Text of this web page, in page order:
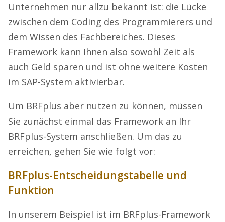
Unternehmen nur allzu bekannt ist: die Lücke
zwischen dem Coding des Programmierers und
dem Wissen des Fachbereiches. Dieses
Framework kann Ihnen also sowohl Zeit als
auch Geld sparen und ist ohne weitere Kosten
im SAP-System aktivierbar.
Um BRFplus aber nutzen zu können, müssen
Sie zunächst einmal das Framework an Ihr
BRFplus-System anschließen. Um das zu
erreichen, gehen Sie wie folgt vor:
BRFplus-Entscheidungstabelle und
Funktion
In unserem Beispiel ist im BRFplus-Framework